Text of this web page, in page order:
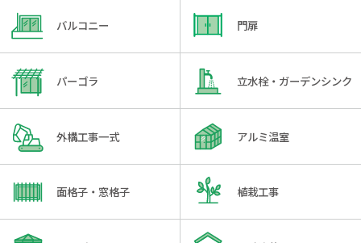
バルコニー 門扉
パーゴラ 立水栓・ガーデンシンク
外構工事一式 アルミ温室
面格子・窓格子 植栽工事